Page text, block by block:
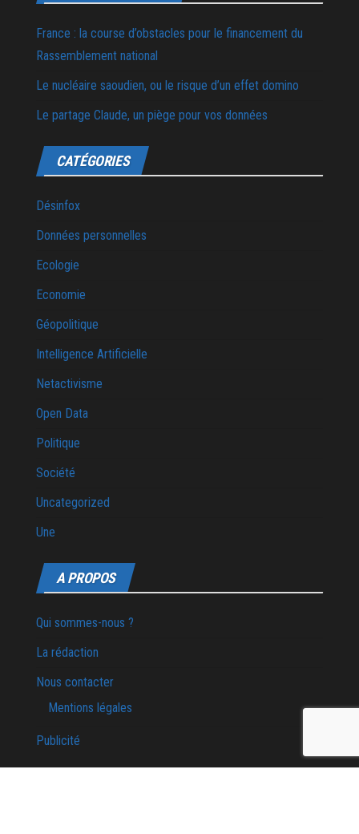
France : la course d’obstacles pour le financement du
Rassemblement national
Le nucléaire saoudien, ou le risque d’un effet domino
Le partage Claude, un piège pour vos données
CATÉGORIES
Désinfox
Données personnelles
Ecologie
Economie
Géopolitique
Intelligence Artificielle
Netactivisme
Open Data
Politique
Société
Uncategorized
Une
A PROPOS
Qui sommes-nous ?
La rédaction
Nous contacter
Mentions légales
Publicité